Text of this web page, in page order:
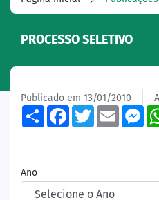
PROCESSO SELETIVO
Publicado em 13/01/2010
ShareFacebook
TwitterEmail
Ano